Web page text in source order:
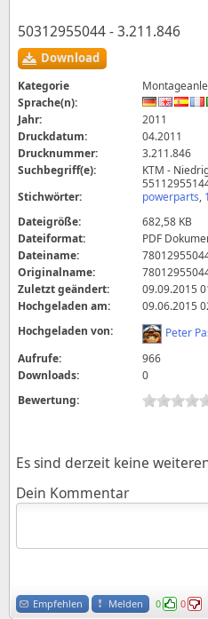
50312955044 - 3.211.846
Download
Kategorie
Sprache(n):
Jahr:
2011
Druckdatum:
04.2011
Drucknummer:
3.211.846
Suchbegriff(e):
KTM -
Stichwörter:
powerparts,
Dateigröße:
682,58 KB
Dateiformat:
PDF
Dateiname:
Originalname:
Zuletzt geändert:
09.09.2015
Hochgeladen am:
09.06.2015
Hochgeladen von:
Peter
Aufrufe:
966
Downloads:
0
Bewertung:
Es sind derzeit keine
Dein Kommentar
Empfehlen Melden 0 0